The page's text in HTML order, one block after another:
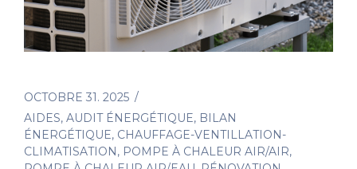
OCTOBRE 31. 2025
AIDES, AUDIT ÉNERGÉTIQUE, BILAN
ÉNERGÉTIQUE, CHAUFFAGE-VENTILLATION-
CLIMATISATION, POMPE À CHALEUR AIR/AIR,